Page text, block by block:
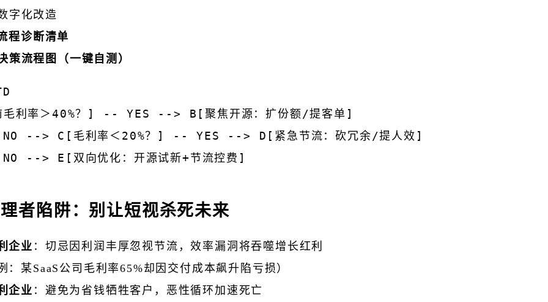
字化改造
程诊断清单
策流程图（一键自测）
毛利率＞40%？] -- YES --> B[聚焦开源：扩份额/提客单]
--> C[毛利率＜20%？] -- YES --> D[紧急节流：砍冗余/提人效]
--> E[双向优化：开源试新+节流控费]
者陷阱：别让短视杀死未来
企业 ：切忌因利润丰厚忽视节流，效率漏洞将吞噬增长红利
：某SaaS公司毛利率65%却因交付成本飙升陷亏损）
企业 ：避免为省钱牺牲客户，恶性循环加速死亡